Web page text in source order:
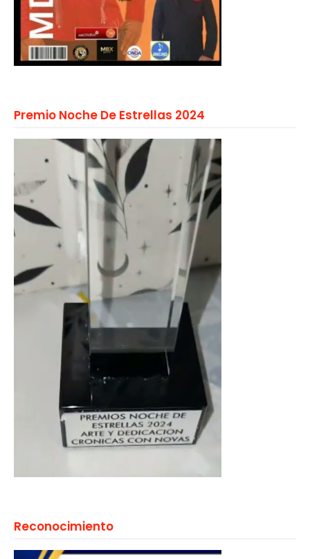
Premio Noche De Estrellas 2024
Reconocimiento